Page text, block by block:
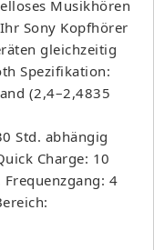
Musikhören
Sony Kopfhörer
gleichzeitig
Spezifikation:
(2,4–2,4835
Std. abhängig
Charge: 10
4